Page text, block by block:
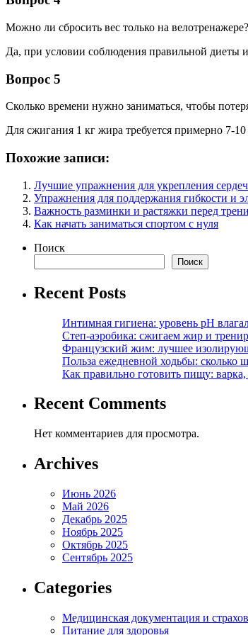
Можно ли сбросить вес только на велотренажере?
Да, при условии соблюдения правильной диеты
Вопрос 5
Сколько времени нужно заниматься, чтобы
Для сжигания 1 кг жира требуется примерно 7-
Похожие записи:
Лучшие упражнения для укрепления
Упражнения для поддержания гибкости и
Важность разминки и растяжки перед
Как начать заниматься спортом с нуля
Поиск
Поиск
Recent Posts
Интимная гигиена: уровень pH
Степ-аэробика: сжигаем жир и
Французский жим: лучшее
Польза ежедневной ходьбы: сколько
Как правильно готовить пищу:
Recent Comments
Нет комментариев для просмотра.
Archives
Июнь 2026
Май 2026
Декабрь 2025
Ноябрь 2025
Октябрь 2025
Сентябрь 2025
Categories
Медицинская документация и
Питание для здоровья